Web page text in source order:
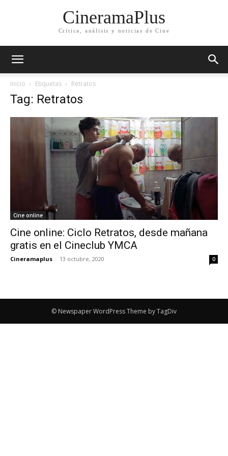
CineramaPlus
Crítica, análisis y noticias de Cine
Inicio Etiquetas Retratos
Tag: Retratos
Cine online
Cine online: Ciclo Retratos, desde mañana
gratis en el Cineclub YMCA
Cineramaplus - 13 octubre, 2020 0
© Newspaper WordPress Theme by TagDiv